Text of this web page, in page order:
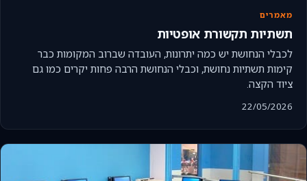
מאמרים
תשתיות תקשורת אופטיות
לכבלי הנחושת יש כמה יתרונות, העובדה שברוב המקומות כבר
קימות תשתיות נחושת, וכבלי הנחושת הרבה פחות יקרים כמו גם
ציוד הקצה.
22/05/2026